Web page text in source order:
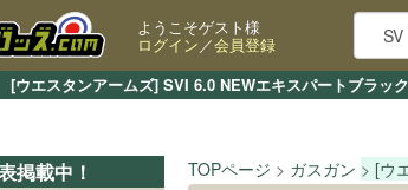
[ウエスタンアームズ] SVI 6.0 NEWエキスパートブラッ
ようこそゲスト様
ログイン／会員登録
TOPページ ガスガン [ウ
掲載中！